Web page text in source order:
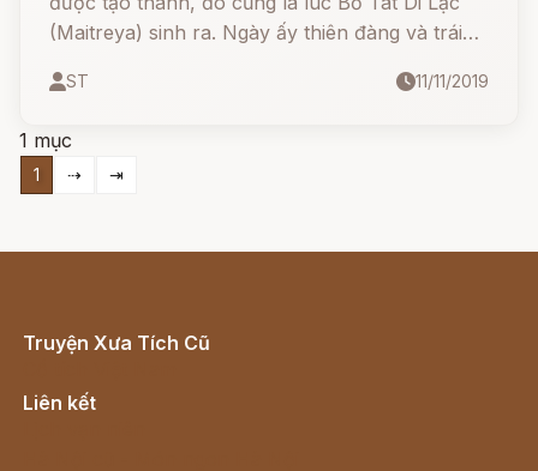
(Maitreya) sinh ra. Ngày ấy thiên đàng và trái
chúng ra, ngài đặt thiên đàng phía trên như
đất.
ST 11/11/2019
1 mục
1 ⇢ ⇥
Truyện Xưa Tích Cũ
Liên kết